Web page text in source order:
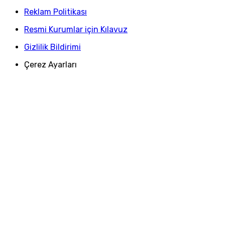
Reklam Politikası
Resmi Kurumlar için Kılavuz
Gizlilik Bildirimi
Çerez Ayarları